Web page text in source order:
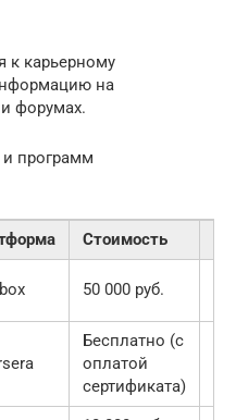
к карьерному
на
форумах.
и программ
Стоимость
50 000 руб.
Бесплатно (с
оплатой
сертификата)